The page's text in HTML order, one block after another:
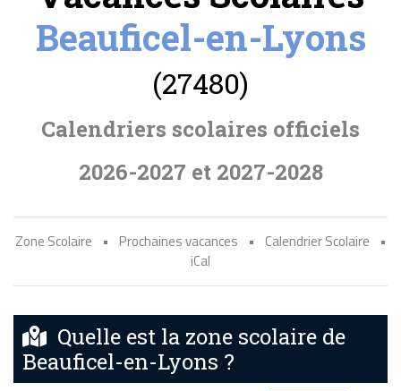
Beauficel-en-Lyons
(27480)
Calendriers scolaires officiels
2026-2027 et 2027-2028
Zone Scolaire • Prochaines vacances • Calendrier Scolaire
•
iCal
Quelle est la zone scolaire de
Beauficel-en-Lyons ?